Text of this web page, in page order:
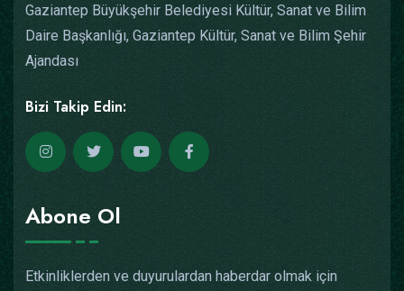
Gaziantep Büyükşehir Belediyesi Kültür, Sanat ve Bilim
Daire Başkanlığı, Gaziantep Kültür, Sanat ve Bilim Şehir
Ajandası
Bizi Takip Edin:
Abone Ol
Etkinliklerden ve duyurulardan haberdar olmak için